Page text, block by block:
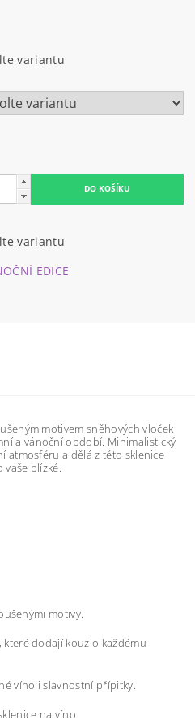
variantu
variantu
EDICE
motivem sněhových vloček
a vánoční období. Minimalistický
atmosféru a dělá z této sklenice
blízké.
motivy.
které dodají kouzlo každému
víno i slavnostní přípitky.
na víno.